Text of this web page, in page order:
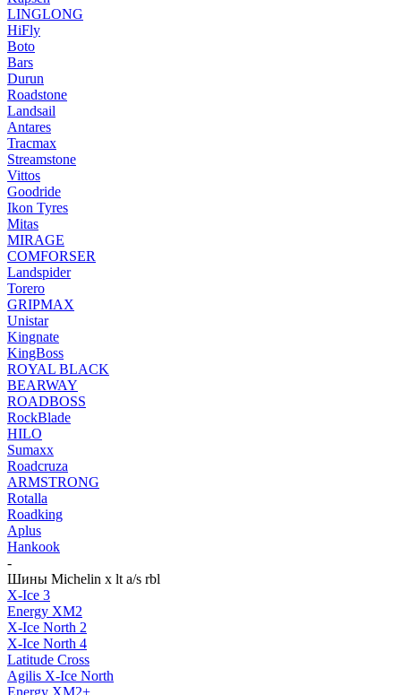
LINGLONG
HiFly
Boto
Bars
Durun
Roadstone
Landsail
Antares
Tracmax
Streamstone
Vittos
Goodride
Ikon Tyres
Mitas
MIRAGE
COMFORSER
Landspider
Torero
GRIPMAX
Unistar
Kingnate
KingBoss
ROYAL BLACK
BEARWAY
ROADBOSS
RockBlade
HILO
Sumaxx
Roadcruza
ARMSTRONG
Rotalla
Roadking
Aplus
Hankook
-
Шины Michelin x lt a/s rbl
X-Ice 3
Energy XM2
X-Ice North 2
X-Ice North 4
Latitude Cross
Agilis X-Ice North
Energy XM2+